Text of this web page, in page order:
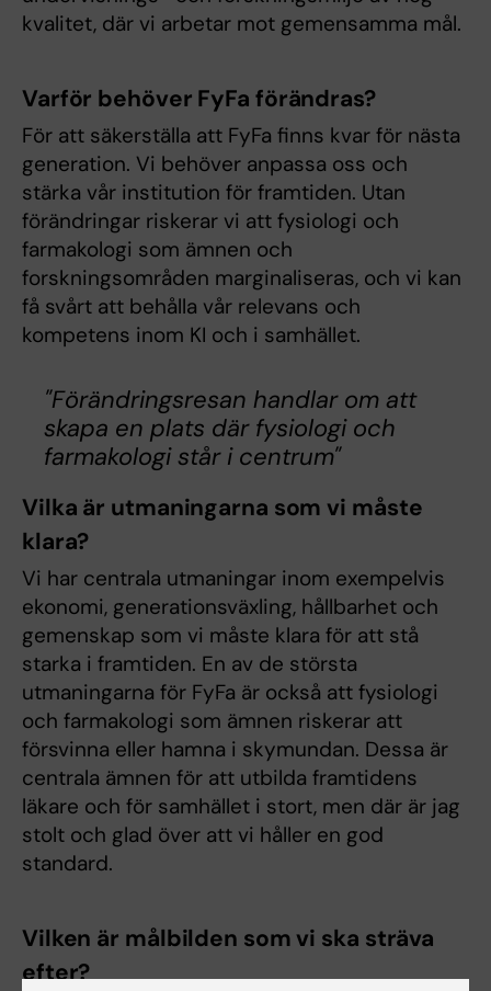
kvalitet, där vi arbetar mot gemensamma mål.
Varför behöver FyFa förändras?
För att säkerställa att FyFa finns kvar för nästa
generation. Vi behöver anpassa oss och
stärka vår institution för framtiden. Utan
förändringar riskerar vi att fysiologi och
farmakologi som ämnen och
forskningsområden marginaliseras, och vi kan
få svårt att behålla vår relevans och
kompetens inom KI och i samhället.
"Förändringsresan handlar om att
skapa en plats där fysiologi och
farmakologi står i centrum"
Vilka är utmaningarna som vi måste
klara?
Vi har centrala utmaningar inom exempelvis
ekonomi, generationsväxling, hållbarhet och
gemenskap som vi måste klara för att stå
starka i framtiden. En av de största
utmaningarna för FyFa är också att fysiologi
och farmakologi som ämnen riskerar att
försvinna eller hamna i skymundan. Dessa är
centrala ämnen för att utbilda framtidens
läkare och för samhället i stort, men där är jag
stolt och glad över att vi håller en god
standard.
Vilken är målbilden som vi ska sträva
efter?